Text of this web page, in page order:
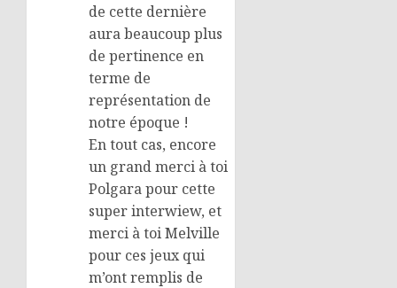
de cette dernière
aura beaucoup plus
de pertinence en
terme de
représentation de
notre époque !
En tout cas, encore
un grand merci à toi
Polgara pour cette
super interwiew, et
merci à toi Melville
pour ces jeux qui
m’ont remplis de